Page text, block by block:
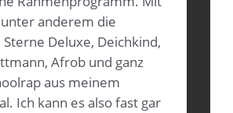
anderem die
Deluxe, Deichkind,
Afrob und ganz
aus meinem
Ich kann es also fast gar